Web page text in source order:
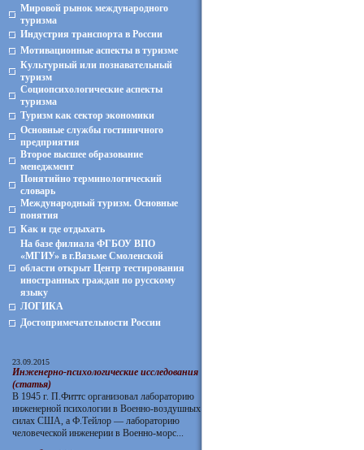
Мировой рынок международного
туризма
Индустрия транспорта в России
Мотивационные аспекты в туризме
Культурный или познавательный
туризм
Социопсихологические аспекты
туризма
Туризм как сектор экономики
Основные службы гостиничного
предприятия
Второе высшее образование
менеджмент
Понятийно терминологический
словарь
Международный туризм. Основные
понятия
Как и где отдыхать
На базе филиала ФГБОУ ВПО
«МГИУ» в г.Вязьме Смоленской
области открыт Центр тестирования
иностранных граждан по русскому
языку
ЛОГИКА
Достопримечательности России
23.09.2015
Инженерно-психологические исследования
(статья)
В 1945 г. П.Фиттс организовал лабораторию
инженерной психологии в Военно-воздушных
силах США, а Ф.Тейлор — лабораторию
человеческой инженерии в Военно-морс...